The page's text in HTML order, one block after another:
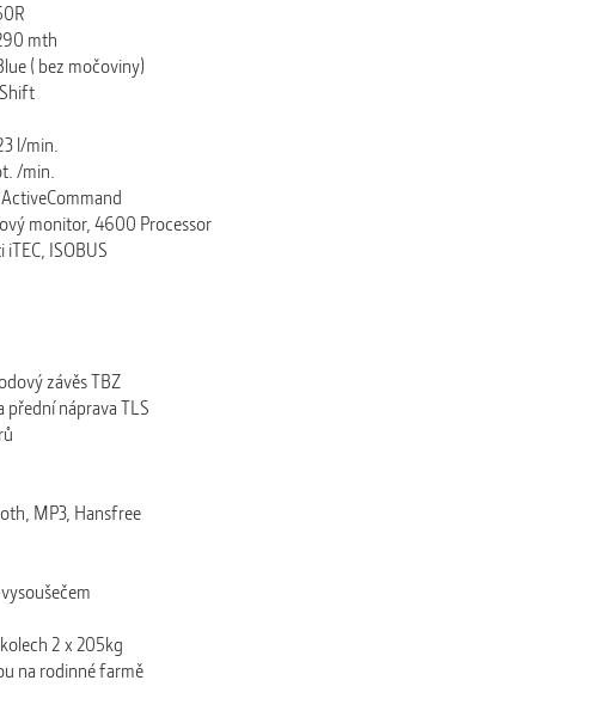
mth
( bez močoviny)
l/min.
/min.
monitor, 4600 Processor
ISOBUS
závěs TBZ
náprava TLS
MP3, Hansfree
2 x 205kg
na rodinné farmě